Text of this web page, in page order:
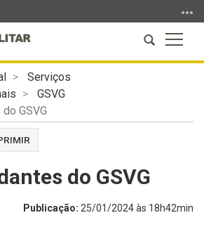
a
Abrir
a
Serviços
GSVG
GSVG
do GSVG
Publicação: 25/01/2024 às 18h42min